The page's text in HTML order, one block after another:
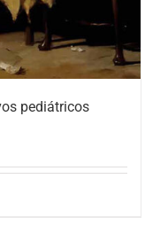
pediátricos